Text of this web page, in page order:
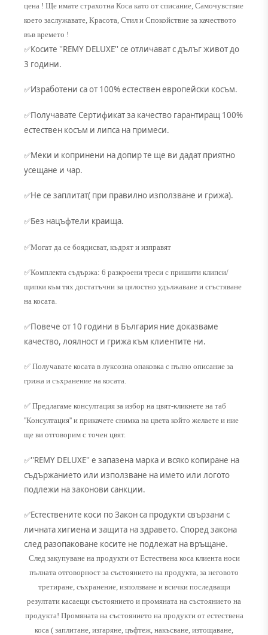
цена ! Ще имате страхотна Коса като от списание, Самочувствие
което заслужавате, Красота, Стил и Спокойствие за качеството
във времето !
✅Косите ''REMY DELUXE'' се отличават с дълъг живот до
3 години.
✅Изработени са от 100% естествен европейски косъм.
✅Получавате Сертификат за качество гарантиращ 100%
естествен косъм и липса на примеси.
✅Меки и копринени на допир те ще ви дадат приятно
усещане и чар.
✅Не се заплитат( при правилно използване и грижа).
✅Без нацъфтели краища.
✅Могат да се боядисват, къдрят и изправят
✅Комплекта съдържа: 6 разкроени треси с пришити клипси/
щипки към тях достатъчни за цялостно удължаване и сгъстяване
на косата.
✅Повече от 10 години в България ние доказваме
качество, лоялност и грижа към клиентите ни.
✅ Получавате косата в луксозна опаковка с пълно описание за
грижа и съхранение на косата.
✅ Предлагаме консултация за избор на цвят-кликнете на таб
''Консултация'' и прикачете снимка на цвета който желаете и ние
ще ви отговорим с точен цвят.
✅''REMY DELUXE'' е запазена марка и всяко копиране на
съдържанието или използване на името или логото
подлежи на законови санкции.
✅Естествените коси по Закон са продукти свързани с
личната хигиена и защита на здравето. Според закона
след разопаковане косите не подлежат на връщане.
След закупуване на продукти от Естествена коса клиента носи
пълната отговорност за състоянието на продукта, за неговото
третиране, съхранение, използване и всички последващи
резултати касаещи състоянието и промяната на състоянието на
продукта! Промяната на състоянието на продукти от естествена
коса ( заплитане, изгаряне, цъфтеж, накъсване, изтощаване,